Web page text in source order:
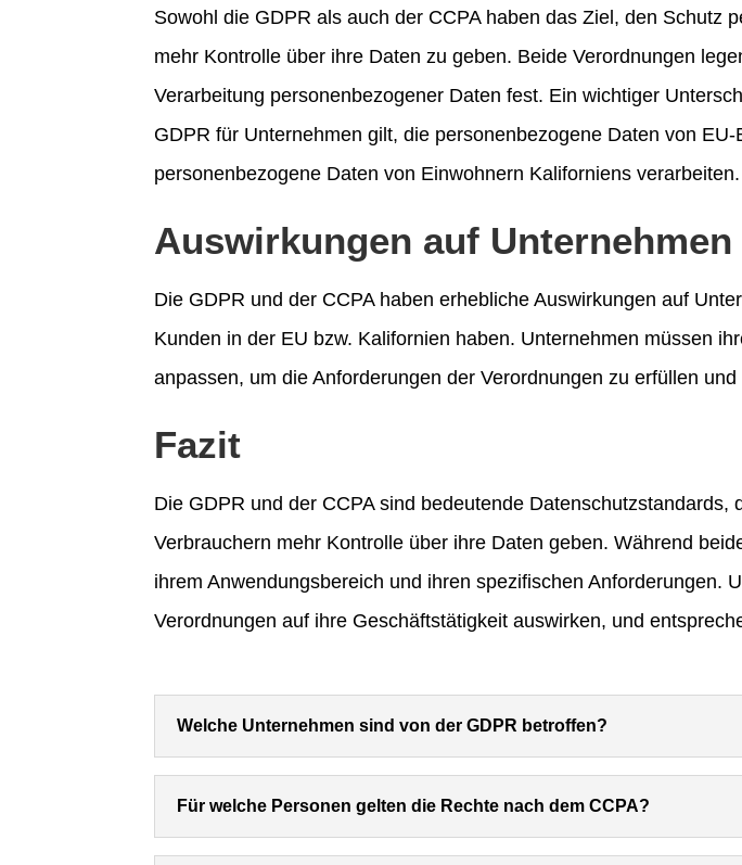
Sowohl die GDPR als auch der CCPA haben das Ziel, den Schutz
mehr Kontrolle über ihre Daten zu geben. Beide Verordnungen
Verarbeitung personenbezogener Daten fest. Ein wichtiger
GDPR für Unternehmen gilt, die personenbezogene Daten von
personenbezogene Daten von Einwohnern Kaliforniens verarbeiten.
Auswirkungen auf Unternehmen
Die GDPR und der CCPA haben erhebliche Auswirkungen auf
Kunden in der EU bzw. Kalifornien haben. Unternehmen müssen
anpassen, um die Anforderungen der Verordnungen zu erfüllen
Fazit
Die GDPR und der CCPA sind bedeutende
Verbrauchern mehr Kontrolle über ihre Daten geben. Während
ihrem Anwendungsbereich und ihren spezifischen Anforderungen.
Verordnungen auf ihre Geschäftstätigkeit auswirken, und
Welche Unternehmen sind von der GDPR betroffen?
Für welche Personen gelten die Rechte nach dem CCPA?